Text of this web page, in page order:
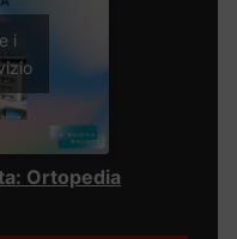
i
Ortopedia